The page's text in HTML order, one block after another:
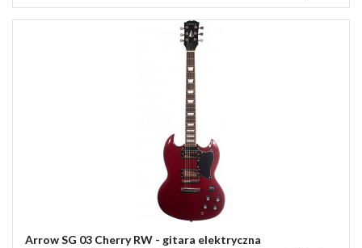
Arrow SG 03 Cherry RW - gitara elektryczna